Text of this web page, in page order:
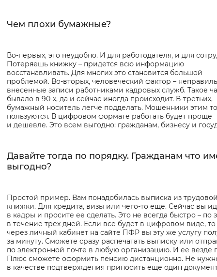
Воспроизвести
Вернуть стандартные настройки
Чем плохи бумажные?
Во-первых, это неудобно. И для работодателя, и для
Потеряешь книжку – придется всю информацию
восстанавливать. Для многих это становится большой
проблемой. Во-вторых, человеческий фактор –
внесенные записи работниками кадровых служб. Такое
бывало в 90-х, да и сейчас иногда происходит. В-третьих,
бумажный носитель легче подделать. Мошенники этим
пользуются. В цифровом формате работать будет проще
и дешевле. Это всем выгодно: гражданам, бизнесу и
Давайте тогда по порядку. Гражданам что
выгодно?
Простой пример. Вам понадобилась выписка из
книжки. Для кредита, визы или чего-то еще. Сейчас вы
в кадры и просите ее сделать. Это не всегда быстро – по
в течение трех дней. Если все будет в цифровом виде, то
через личный кабинет на сайте ПФР вы эту же услугу
за минуту. Сможете сразу распечатать выписку или
по электронной почте в любую организацию. И ее везде
Плюс сможете оформить пенсию дистанционно. Не
в качестве подтверждения приносить еще один